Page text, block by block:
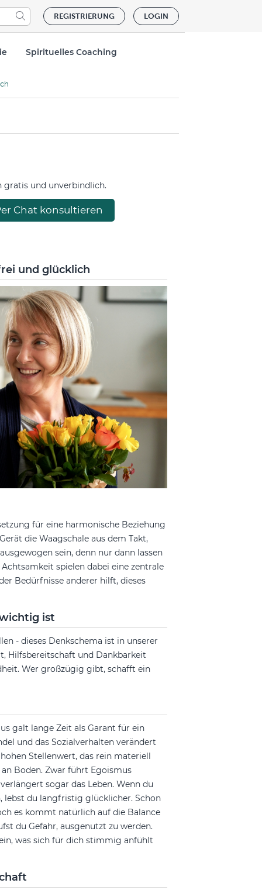
REGISTRIERUNG LOGIN
Spirituelles Coaching
und unverbindlich.
Chat konsultieren
und glücklich
für eine harmonische Beziehung
die Waagschale aus dem Takt,
sein, denn nur dann lassen
spielen dabei eine zentrale
Bedürfnisse anderer hilft, dieses
ist
- dieses Denkschema ist in unserer
Hilfsbereitschaft und Dankbarkeit
Wer großzügig gibt, schafft ein
galt lange Zeit als Garant für ein
und das Sozialverhalten verändert
Stellenwert, das rein materiell
Boden. Zwar führt Egoismus
sogar das Leben. Wenn du
lebst du langfristig glücklicher. Schon
es kommt natürlich auf die Balance
du Gefahr, ausgenutzt zu werden.
was sich für dich stimmig anfühlt